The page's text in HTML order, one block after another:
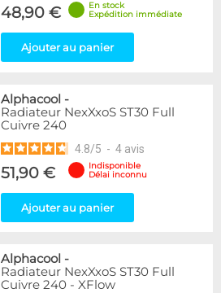
48,90 €
En stock
Expédition immédiate
Ajouter au panier
Alphacool -
Radiateur NexXxoS ST30 Full
Cuivre 240
4.8/5 - 4 avis
51,90 €
Indisponible
Délai inconnu
Ajouter au panier
Alphacool -
Radiateur NexXxoS ST30 Full
Cuivre 240 - XFlow